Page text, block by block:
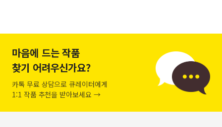
마음에 드는 작품
찾기 어려우신가요?
카톡 무료 상담으로 큐레이터에게
1:1 작품 추천을 받아보세요 →